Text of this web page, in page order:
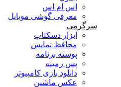
اس ام اس
معرفی گوشی موبایل
سرگرمی
ابزار دسکتاپ
محافظ نمایش
پوسته برنامه
پس زمینه
دانلود بازی کامپیوتر
عکس ماشین